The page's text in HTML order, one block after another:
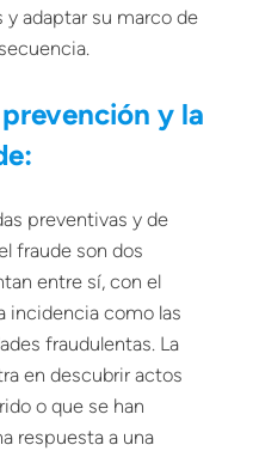
y adaptar su marco de
y la
preventivas y de
fraude son dos
entre sí, con el
incidencia como las
fraudulentas. La
en descubrir actos
o que se han
respuesta a una